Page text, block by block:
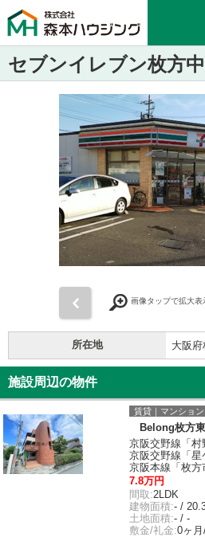
セブンイレブン枚方
画像タップで拡大表
所在地 大阪
施設周辺の物件
賃貸｜マンション
Belong枚方
京阪交野線「村
京阪交野線「星
京阪本線「枚方
7.8万円
間取:2LDK
建物面積:- /
土地面積:- / -
敷金/礼金:0ヶ月